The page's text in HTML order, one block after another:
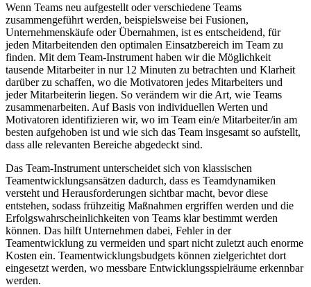
Wenn Teams neu aufgestellt oder verschiedene Teams
zusammengeführt werden, beispielsweise bei Fusionen,
Unternehmenskäufe oder Übernahmen, ist es entscheidend, für
jeden Mitarbeitenden den optimalen Einsatzbereich im Team zu
finden. Mit dem Team-Instrument haben wir die Möglichkeit
tausende Mitarbeiter in nur 12 Minuten zu betrachten und Klarheit
darüber zu schaffen, wo die Motivatoren jedes Mitarbeiters und
jeder Mitarbeiterin liegen. So verändern wir die Art, wie Teams
zusammenarbeiten. Auf Basis von individuellen Werten und
Motivatoren identifizieren wir, wo im Team ein/e Mitarbeiter/in am
besten aufgehoben ist und wie sich das Team insgesamt so aufstellt,
dass alle relevanten Bereiche abgedeckt sind.
Das Team-Instrument unterscheidet sich von klassischen
Teamentwicklungsansätzen dadurch, dass es Teamdynamiken
versteht und Herausforderungen sichtbar macht, bevor diese
entstehen, sodass frühzeitig Maßnahmen ergriffen werden und die
Erfolgswahrscheinlichkeiten von Teams klar bestimmt werden
können. Das hilft Unternehmen dabei, Fehler in der
Teamentwicklung zu vermeiden und spart nicht zuletzt auch enorme
Kosten ein. Teamentwicklungsbudgets können zielgerichtet dort
eingesetzt werden, wo messbare Entwicklungsspielräume erkennbar
werden.